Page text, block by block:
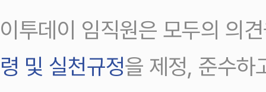
이투데이 임직원은 모두의 의
령 및 실천규정을 제정, 준수하